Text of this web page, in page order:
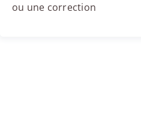
ou une correction